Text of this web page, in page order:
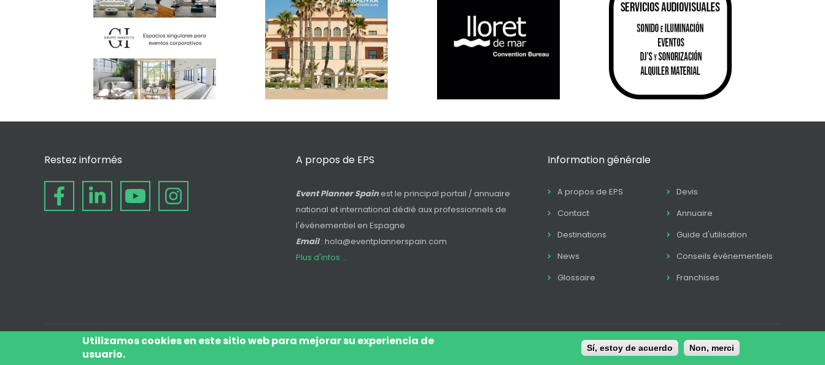
Restez informés A propos de EPS
Event Planner Spainest le principal portail / annuaire
national et international dédié aux professionnels de
l'événementiel en Espagne
Email: hola@eventplannerspain.com
Plus d'infos ...
Information générale
A propos de EPS
Devis
Contact
Annuaire
Destinations
Guide d'utilisation
News
Conseils événementiels
Glossaire
Franchises
© depuis 2006
Politique Cookie Conditions de contratation
Utilizamos cookies en este sitio web para mejorar su experiencia de
usuario.
Sí, estoy de acuerdo Non, merci